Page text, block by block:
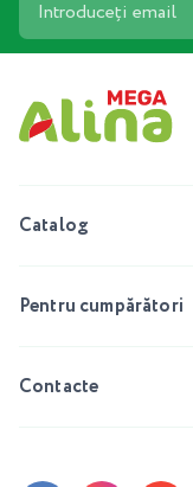
Catalog
Pentru cumpărători
Contacte